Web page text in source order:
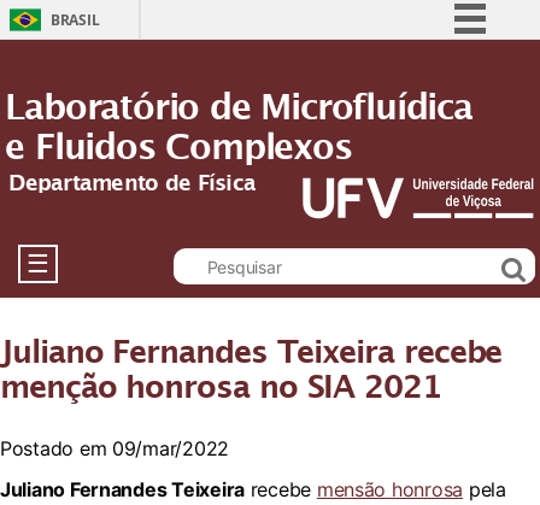
BRASIL
Comunica BR
Acesso à informação
Legislação
Canais
Laboratório de Microfluídica
e Fluidos Complexos
Departamento de Física
☰
Juliano Fernandes Teixeira recebe
menção honrosa no SIA 2021
Postado em 09/mar/2022
Juliano Fernandes Teixeirarecebe mensão honrosa pela